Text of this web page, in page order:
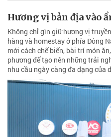
Hương vị bản địa vào
Không chỉ gìn giữ hương vị
hàng và homestay ở phía Đông
mới cách chế biến, bài trí món
phương để tạo nên những trải
nhu cầu ngày càng đa dạng của